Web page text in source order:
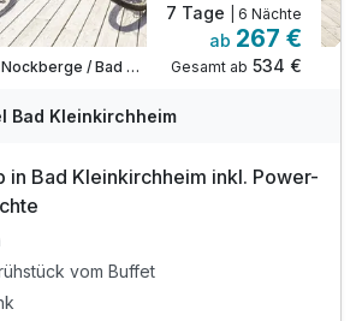
Bad Kleinkirchheim, Nockberge / Bad Kleinkirchheim
7 Tage | 6 Nächte
ab 267 €
Gesamt ab 534 €
Bad Kleinkirchheim
in Bad Kleinkirchheim inkl. Power-
vom Buffet